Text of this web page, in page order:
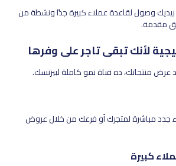
وصول لقاعدة عملاء كبيرة جدًا ونشطة من
مقدمة.
لأنك تبقى تاجر على وفرها
منتجاتك، ده قناة نمو كاملة لبيزنسك.
جدد مباشرة لمتجرك أو فرعك من خلال عروض